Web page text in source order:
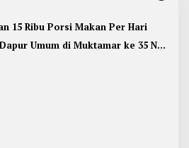
15 Ribu Porsi Makan Per Hari
Umum di Muktamar ke 35 NU